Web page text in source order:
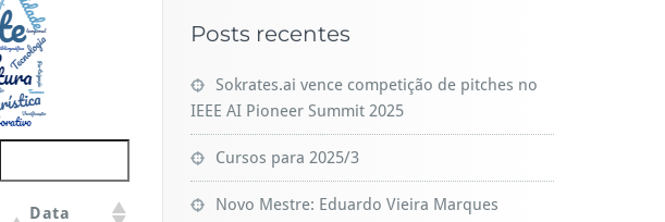
Data
Posts recentes
Sokrates.ai vence competição de pitches no
IEEE AI Pioneer Summit 2025
Cursos para 2025/3
Novo Mestre: Eduardo Vieira Marques